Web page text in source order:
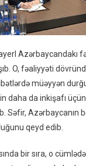
Azərbaycandakı
O, fəaliyyəti
müəyyən
daha da inkişafı
Səfir, Azərbaycanın
qeyd edib.
bir sıra, o